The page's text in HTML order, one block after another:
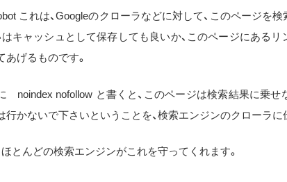
これは、Googleのクローラなどに対して、このページを
はキャッシュとして保存しても良いか、このページにある
あげるものです。
noindex nofollow と書くと、このページは検索結果に乗せ
行かないで下さいということを、検索エンジンのクローラに
ほとんどの検索エンジンがこれを守ってくれます。